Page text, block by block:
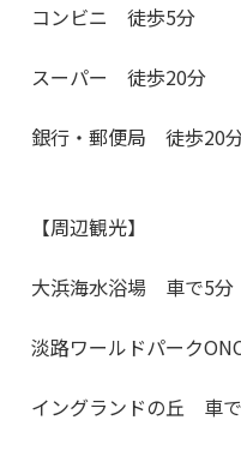
コンビニ 徒歩5分
スーパー 徒歩20分
銀行・郵便局 徒歩20
【周辺観光】
大浜海水浴場 車で5分
淡路ワールドパーク
イングランドの丘 車